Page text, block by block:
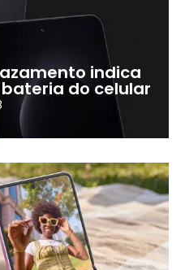
indica
do celular